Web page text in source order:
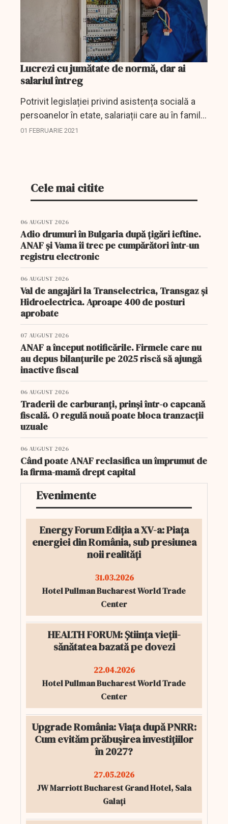
Lucrezi cu jumătate de normă, dar ai
salariul întreg
Potrivit legislației privind asistența socială a
persoanelor în etate, salariații care au în familie
o persoană vârstnică dependentă, pot solicita
01 FEBRUARIE 2021
Cele mai citite
06 AUGUST 2026
Adio drumuri în Bulgaria după țigări ieftine.
ANAF și Vama îi trec pe cumpărători într-un
registru electronic
06 AUGUST 2026
Val de angajări la Transelectrica, Transgaz și
Hidroelectrica. Aproape 400 de posturi
aprobate
07 AUGUST 2026
ANAF a început notificările. Firmele care nu
au depus bilanțurile pe 2025 riscă să ajungă
inactive fiscal
06 AUGUST 2026
Traderii de carburanți, prinși într-o capcană
fiscală. O regulă nouă poate bloca tranzacții
uzuale
06 AUGUST 2026
Când poate ANAF reclasifica un împrumut de
la firma-mamă drept capital
Evenimente
Energy Forum Ediția a XV-a: Piața
energiei din România, sub presiunea
noii realități
31.03.2026
Hotel Pullman Bucharest World Trade
Center
HEALTH FORUM: Știința vieții-
sănătatea bazată pe dovezi
22.04.2026
Hotel Pullman Bucharest World Trade
Center
Upgrade România: Viața după PNRR:
Cum evităm prăbușirea investițiilor
în 2027?
27.05.2026
JW Marriott Bucharest Grand Hotel, Sala
Galați